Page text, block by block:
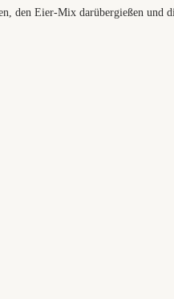
den Eier-Mix darübergießen und